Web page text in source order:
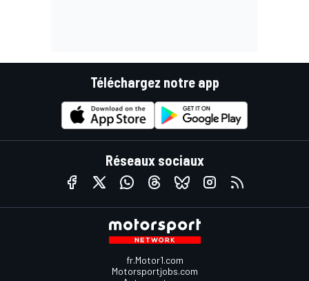
Téléchargez notre app
Réseaux sociaux
fr.Motor1.com
Motorsportjobs.com